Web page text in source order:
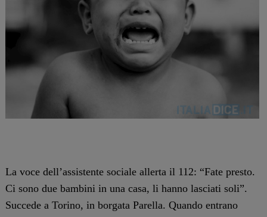
La voce dell’assistente sociale allerta il 112: “Fate presto.
Ci sono due bambini in una casa, li hanno lasciati soli”.
Succede a Torino, in borgata Parella. Quando entrano